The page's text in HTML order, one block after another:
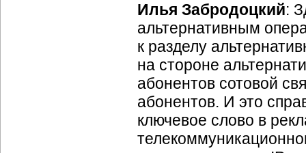
Илья Забродоцкий:
альтернативным
к разделу
на стороне
абонентов сотовой
абонентов. И это
ключевое слово в